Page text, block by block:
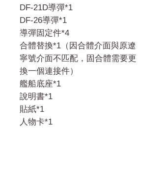
DF-21D導彈*1
DF-26導彈*1
導彈固定件*4
合體替換*1（因合體介面與原遼
寧號介面不匹配，固合體需要更
換一個連接件）
艦船底座*1
說明書*1
貼紙*1
人物卡*1